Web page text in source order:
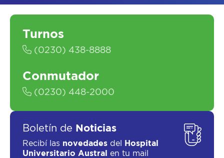
Turnos
(0230) 438-8888
Conmutador
(0230) 448-2000
Boletín de Noticias
Recibí las novedades del
Hospital
Universitario Austral
en tu mail